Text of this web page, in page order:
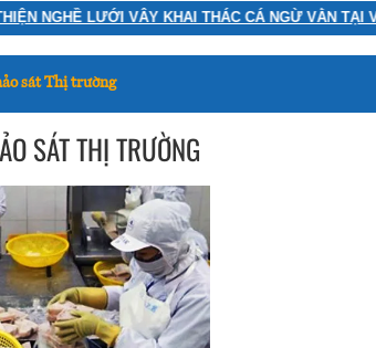
CHƯƠNG TRÌNH CẢI THIỆN NGHỀ LƯỚI VÂY KHAI THÁC CÁ NGỪ VẰN TẠI VIỆT NAM THEO TIÊU CHUẨN MSC: THÚC ĐẨY PHỐI HỢP, ĐỒNG HÀNH CÙNG VỚI CÁC ĐỊA PHƯƠNG HƯỚNG TỚI MỤC TIÊU PHÁT TRIỂN NGHỀ CÁ BỀN VỮNG.
sát Thị trường
SÁT THỊ TRƯỜNG